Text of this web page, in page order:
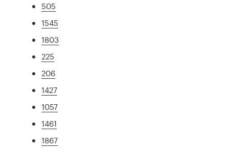
505
1545
1803
225
206
1427
1057
1461
1867